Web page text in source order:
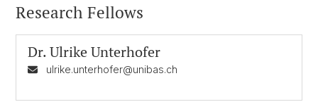
Research Fellows
Dr.Ulrike Unterhofer
ulrike.unterhofer@unibas.ch